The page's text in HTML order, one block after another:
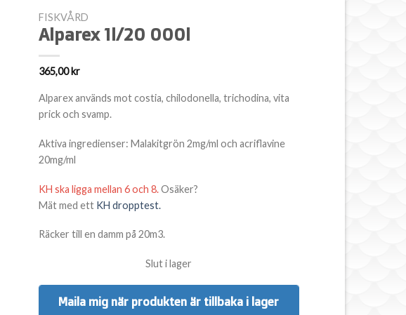
FISKVÅRD
Alparex 1l/20 000l
365,00kr
Alparex används mot costia, chilodonella, trichodina, vita
prick och svamp.
Aktiva ingredienser: Malakitgrön 2mg/ml och acriflavine
20mg/ml
KH ska ligga mellan 6 och 8.Osäker?
Mät med ett KH dropptest.
Räcker till en damm på 20m3.
Slut i lager
Maila mig när produkten är tillbaka i lager